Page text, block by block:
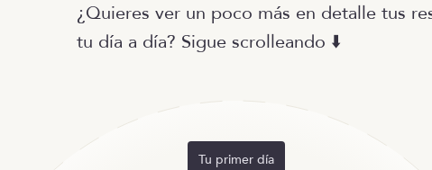
¿Quieres ver un poco más en detalle tus
tu día a día? Sigue scrolleando ⬇️
Tu primer día